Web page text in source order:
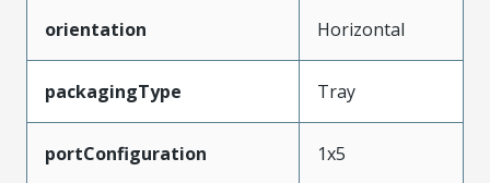
orientation Horizontal
packagingType Tray
portConfiguration 1x5